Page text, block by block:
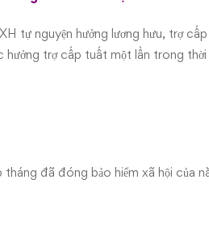
tự nguyện hưởng lương hưu, trợ
hưởng trợ cấp tuất một lần trong
đã đóng bảo hiểm xã hội của